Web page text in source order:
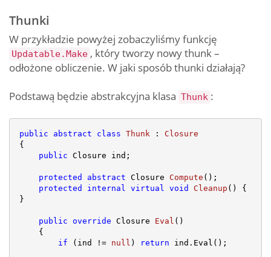
Thunki
W przykładzie powyżej zobaczyliśmy funkcję
Updatable.Make , który tworzy nowy thunk –
odłożone obliczenie. W jaki sposób thunki działają?
Podstawą będzie abstrakcyjna klasa Thunk :
public abstract class Thunk : Closure
{
public Closure ind;
protected abstract Closure Compute ( ) ;
protected
internal virtual void Cleanup ( )
{
}
public override Closure Eval ( )
if (ind != null ) return ind.Eval();